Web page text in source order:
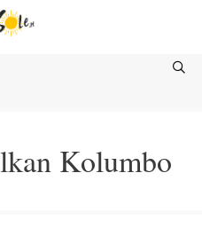
Kolumbo